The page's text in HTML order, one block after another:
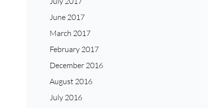
June 2017
March 2017
February 2017
December 2016
August 2016
July 2016